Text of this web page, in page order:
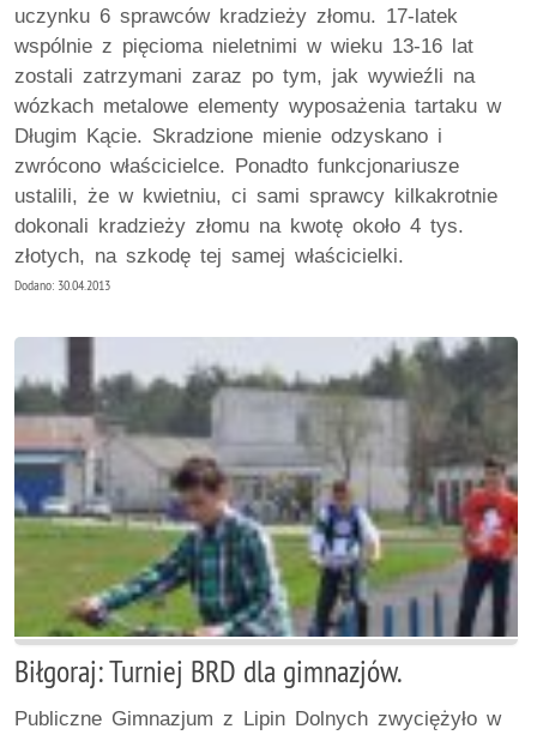
uczynku 6 sprawców kradzieży złomu. 17-latek
wspólnie z pięcioma nieletnimi w wieku 13-16 lat
zostali zatrzymani zaraz po tym, jak wywieźli na
wózkach metalowe elementy wyposażenia tartaku w
Długim Kącie. Skradzione mienie odzyskano i
zwrócono właścicielce. Ponadto funkcjonariusze
ustalili, że w kwietniu, ci sami sprawcy kilkakrotnie
dokonali kradzieży złomu na kwotę około 4 tys.
złotych, na szkodę tej samej właścicielki.
Dodano: 30.04.2013
Biłgoraj: Turniej BRD dla gimnazjów.
Publiczne Gimnazjum z Lipin Dolnych zwyciężyło w